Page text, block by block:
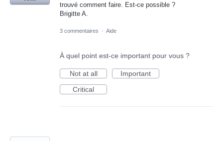
trouvé comment faire. Est-ce possible ?
Brigitte A.
3 commentaires · Aide
À quel point est-ce important pour vous ?
Not at all
Important
Critical